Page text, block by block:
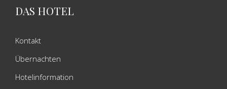
DAS HOTEL
Kontakt
Übernachten
Hotelinformation